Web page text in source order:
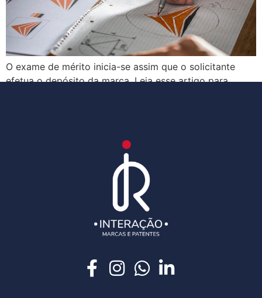
O exame de mérito inicia-se assim que o solicitante
efetua o depósito da marca. Leia esse artigo para